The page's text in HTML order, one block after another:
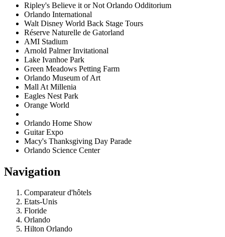
Ripley's Believe it or Not Orlando Odditorium
Orlando International
Walt Disney World Back Stage Tours
Réserve Naturelle de Gatorland
AMI Stadium
Arnold Palmer Invitational
Lake Ivanhoe Park
Green Meadows Petting Farm
Orlando Museum of Art
Mall At Millenia
Eagles Nest Park
Orange World
Orlando Home Show
Guitar Expo
Macy's Thanksgiving Day Parade
Orlando Science Center
Navigation
Comparateur d'hôtels
Etats-Unis
Floride
Orlando
Hilton Orlando